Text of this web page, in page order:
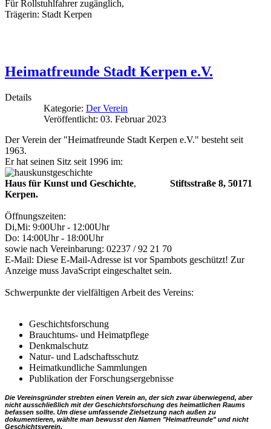
Für Rollstuhlfahrer zugänglich,
Trägerin: Stadt Kerpen
Heimatfreunde Stadt Kerpen e.V.
Details
Kategorie: Der Verein
Veröffentlicht: 03. Februar 2023
Der Verein der "Heimatfreunde Stadt Kerpen e.V." besteht seit
1963.
Er hat seinen Sitz seit 1996 im:
Haus für Kunst und Geschichte, Stiftsstraße 8, 50171
Kerpen.
Öffnungszeiten:
Di,Mi: 9:00Uhr - 12:00Uhr
Do: 14:00Uhr - 18:00Uhr
sowie nach Vereinbarung: 02237 / 92 21 70
E-Mail: Diese E-Mail-Adresse ist vor Spambots geschützt! Zur
Anzeige muss JavaScript eingeschaltet sein.
Schwerpunkte der vielfältigen Arbeit des Vereins:
Geschichtsforschung
Brauchtums- und Heimatpflege
Denkmalschutz
Natur- und Ladschaftsschutz
Heimatkundliche Sammlungen
Publikation der Forschungsergebnisse
Die Vereinsgründer strebten einen Verein an, der sich zwar überwiegend, aber
nicht ausschließlich mit der Geschichtsforschung des heimatlichen Raums
befassen sollte. Um diese umfassende Zielsetzung nach außen zu
dokumentieren, wählte man bewusst den Namen "Heimatfreunde" und nicht
Geschichtsverein.